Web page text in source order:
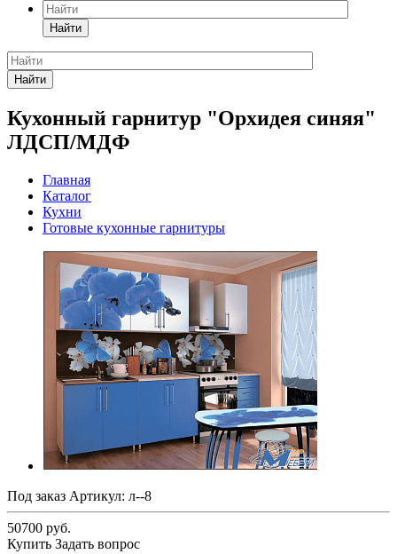
Найти
Найти
Кухонный гарнитур "Орхидея синяя"
ЛДСП/МДФ
Главная
Каталог
Кухни
Готовые кухонные гарнитуры
Под заказ Артикул: л--8
50700 руб.
Купить Задать вопрос